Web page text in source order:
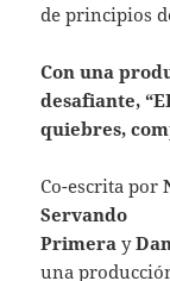
de principios
Con una
desafiante,
quiebres,
Co-escrita por
Servando
Primeray
una